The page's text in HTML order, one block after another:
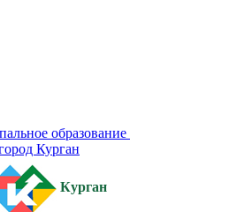
образование
Курган
Курган